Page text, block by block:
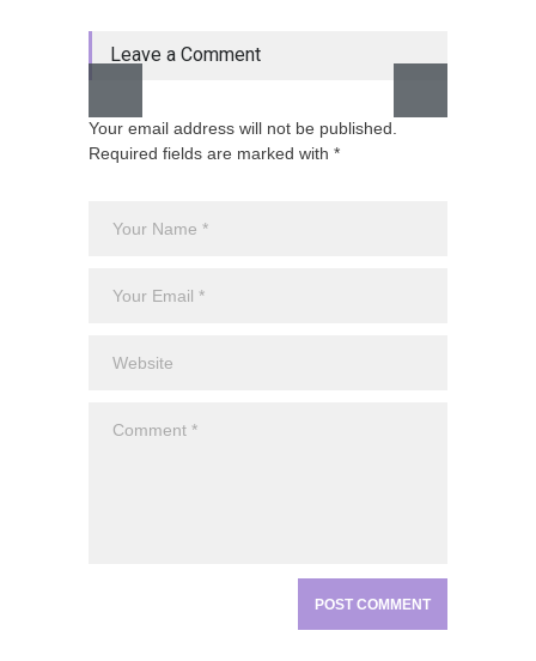
Leave a Comment
Your email address will not be published.
Required fields are marked with *